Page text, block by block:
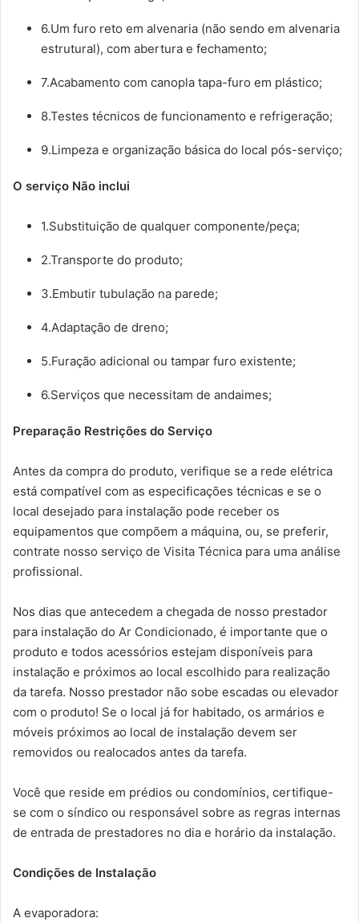
6.Um furo reto em alvenaria (não sendo em alvenaria
estrutural), com abertura e fechamento;
7.Acabamento com canopla tapa-furo em plástico;
8.Testes técnicos de funcionamento e refrigeração;
9.Limpeza e organização básica do local pós-serviço;
O serviço Não inclui
1.Substituição de qualquer componente/peça;
2.Transporte do produto;
3.Embutir tubulação na parede;
4.Adaptação de dreno;
5.Furação adicional ou tampar furo existente;
6.Serviços que necessitam de andaimes;
Preparação Restrições do Serviço
Antes da compra do produto, verifique se a rede elétrica
está compatível com as especificações técnicas e se o
local desejado para instalação pode receber os
equipamentos que compõem a máquina, ou, se preferir,
contrate nosso serviço de Visita Técnica para uma análise
profissional.
Nos dias que antecedem a chegada de nosso prestador
para instalação do Ar Condicionado, é importante que o
produto e todos acessórios estejam disponíveis para
instalação e próximos ao local escolhido para realização
da tarefa. Nosso prestador não sobe escadas ou elevador
com o produto! Se o local já for habitado, os armários e
móveis próximos ao local de instalação devem ser
removidos ou realocados antes da tarefa.
Você que reside em prédios ou condomínios, certifique-
se com o síndico ou responsável sobre as regras internas
de entrada de prestadores no dia e horário da instalação.
Condições de Instalação
A evaporadora: